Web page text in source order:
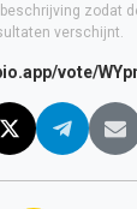
zodat
verschijnt.
vote/